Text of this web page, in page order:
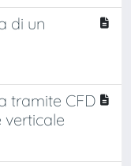
di un
tramite CFD
verticale